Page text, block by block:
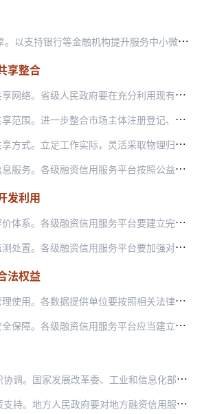
需
求导向，充分共享。以支持银行等金融机构提升服务中小微企业能力为出发点，充分发挥各类信用信息平台作用，多种方式归集共享各类涉企信用信息，破解银企信息不对称难题。
享整合
利用现有地方信用信息共享平台、征信平台、综合金融服务平台等信息系统的基础上，统筹建立或完善地方融资信用服务平台，鼓励有条件…
册登记、行政许可、行政处罚、司法判决及执行、严重失信主体名单、荣誉表彰、政策支持等公共信用信息，不断提高数据准确性、完整性…
取物理归集、系统接口调用、数据核验等多种方式共享相关信息。已实现全国集中管理的信息原则上在国家层面共享，由国家有关部门和单…
按照公益性原则，依法依规向接入机构提供基础性信息服务，并将相关信息使用情况及时反馈数据提供单位。对依法公开的信息，应当整合…
发利用
台要建立完善中小微企业信用评价指标体系，对中小微企业开展全覆盖信用评价，供银行等接入机构参考使用。鼓励接入机构根据自身业务特…
台要加强对获得贷款企业信用状况的动态监测，分析研判潜在风险并及时推送相关机构参考。依托融资信用服务平台等，探索建立中小微企业…
法权益
照相关法律法规和党中央、国务院政策文件要求，明确相关信息的共享公开属性和范围。各级融资信用服务平台要建立信息分级分类管理和使…
应当建立完备的信息安全管理制度，强化信息安全技术保障，对接入机构进行信息安全评估，提升信息安全风险监测、预警、处置能力。接…
工业和信息化部、人民银行、银保监会要会同有关部门和单位建立健全加强信用信息共享应用促进中小微企业融资工作协调机制，做好与国家政务数…
地方融资信用服务平台建设予以合理保障。鼓励有条件的地方建立中小微企业信用贷款市场化风险分担补偿机制，合理分担信用风险。鼓励有条件的…